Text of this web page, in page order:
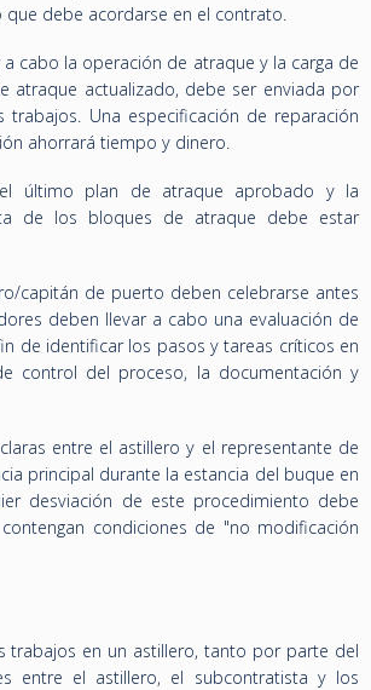
debe acordarse en el contrato.
cabo la operación de atraque y la carga de
atraque actualizado, debe ser enviada por
Una especificación de reparación
ahorrará tiempo y dinero.
último plan de atraque aprobado y la
de los bloques de atraque debe estar
capitán de puerto deben celebrarse antes
deben llevar a cabo una evaluación de
de identificar los pasos y tareas críticos en
control del proceso, la documentación y
entre el astillero y el representante de
principal durante la estancia del buque en
desviación de este procedimiento debe
condiciones de "no modificación
trabajos en un astillero, tanto por parte del
entre el astillero, el subcontratista y los